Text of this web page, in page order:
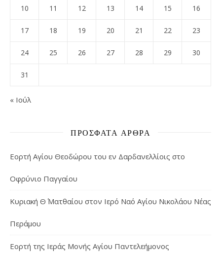
10 11 12 13 14 15 16
17 18 19 20 21 22 23
24 25 26 27 28 29 30
31
« Ιούλ
ΠΡΌΣΦΑΤΑ ΆΡΘΡΑ
Εορτή Αγίου Θεοδώρου του εν Δαρδανελλίοις στο
Οφρύνιο Παγγαίου
Κυριακή Θ΄ Ματθαίου στον Ιερό Ναό Αγίου Νικολάου Νέας
Περάμου
Εορτή της Ιεράς Μονής Αγίου Παντελεήμονος